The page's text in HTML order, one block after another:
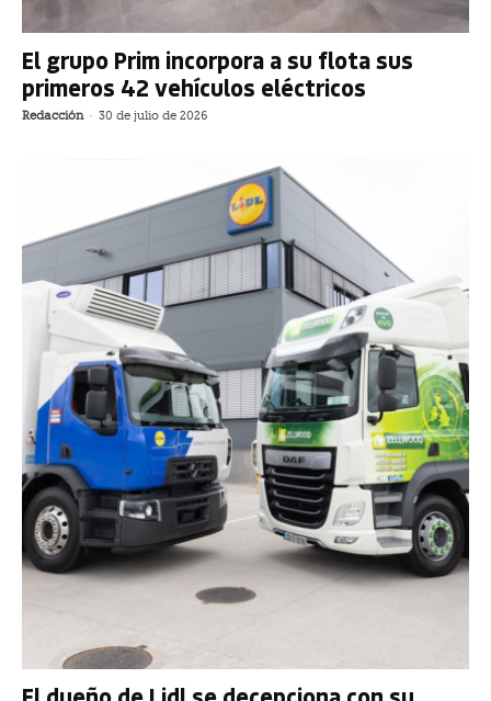
El grupo Prim incorpora a su flota sus
primeros 42 vehículos eléctricos
Redacción - 30 de julio de 2026